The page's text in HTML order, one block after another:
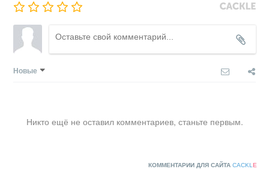
Новые
Никто ещё не оставил комментариев, станьте первым.
КОММЕНТАРИИ ДЛЯ САЙТА CACKL E